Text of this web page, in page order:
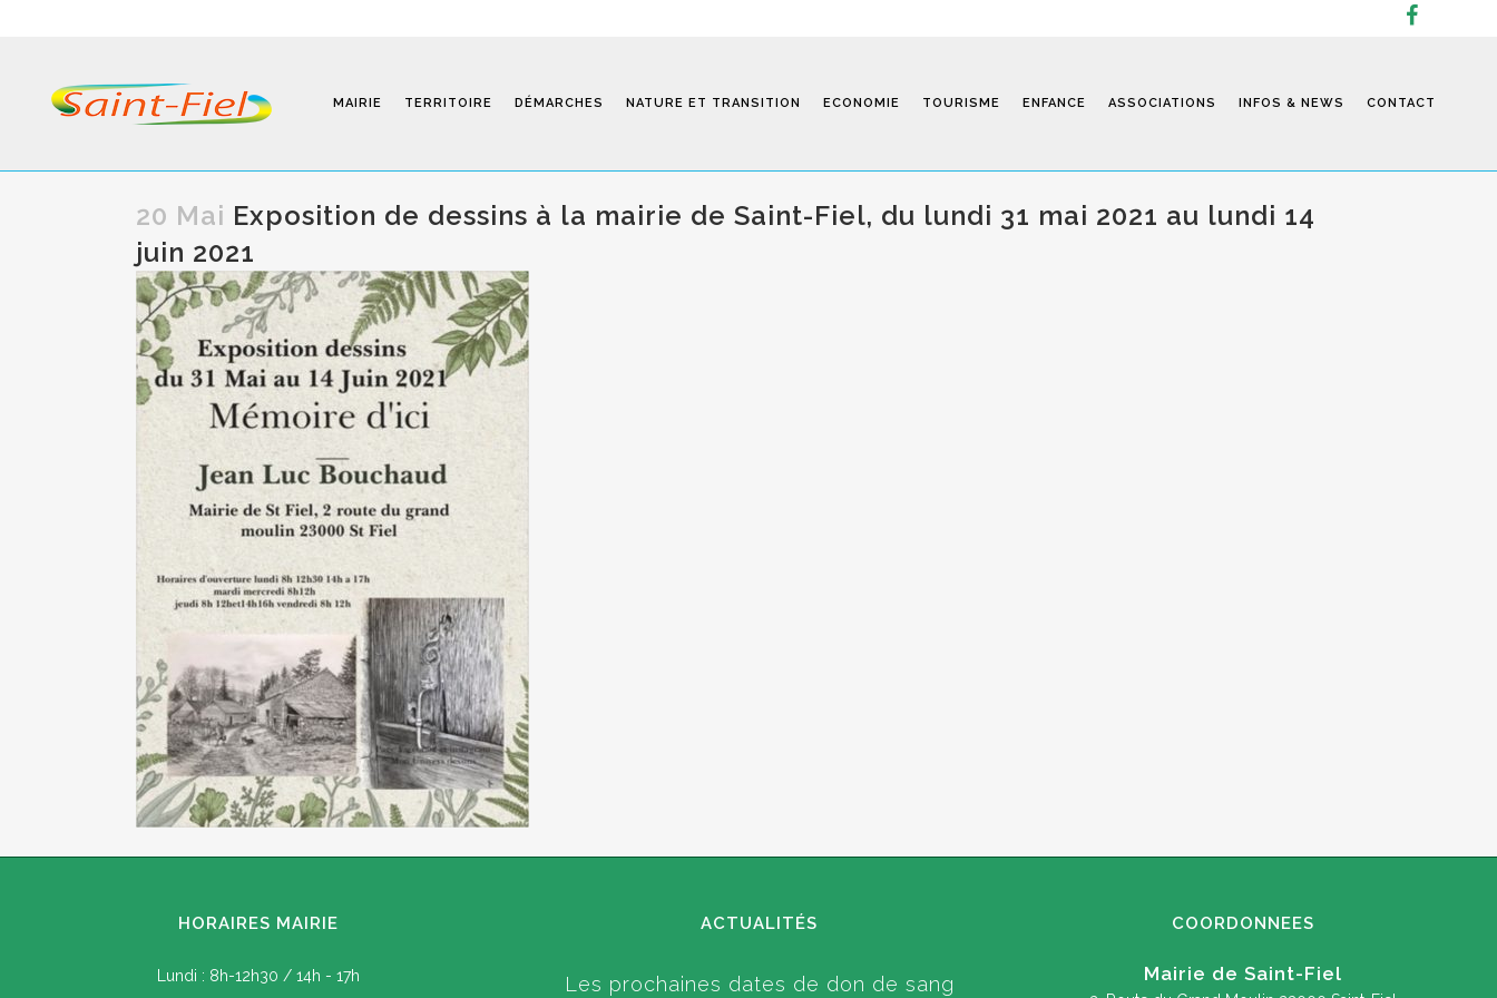
MAIRIE TERRITOIRE DÉMARCHES NATURE ET TRANSITION ECONOMIE TOURISME ENFANCE
Programmes
Infos Pratiques
Modalités D’inscription
Séjours
ASSOCIATIONS INFOS & NEWS CONTACT
20 Mai Exposition de dessins à la mairie de Saint-Fiel, du lundi 31 mai 2021 au lundi 14
juin 2021
HORAIRES MAIRIE
Lundi : 8h-12h30 / 14h - 17h
ACTUALITÉS
Les prochaines dates de don de sang
COORDONNEES
Mairie de Saint-Fiel